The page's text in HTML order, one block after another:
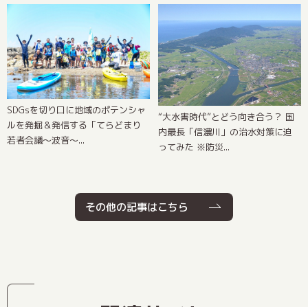
SDGsを切り口に地域のポテンシャ
ルを発掘＆発信する「てらどまり
若者会議〜波音〜...
“大水害時代”とどう向き合う？ 国
内最長「信濃川」の治水対策に迫
ってみた ※防災...
その他の記事はこちら